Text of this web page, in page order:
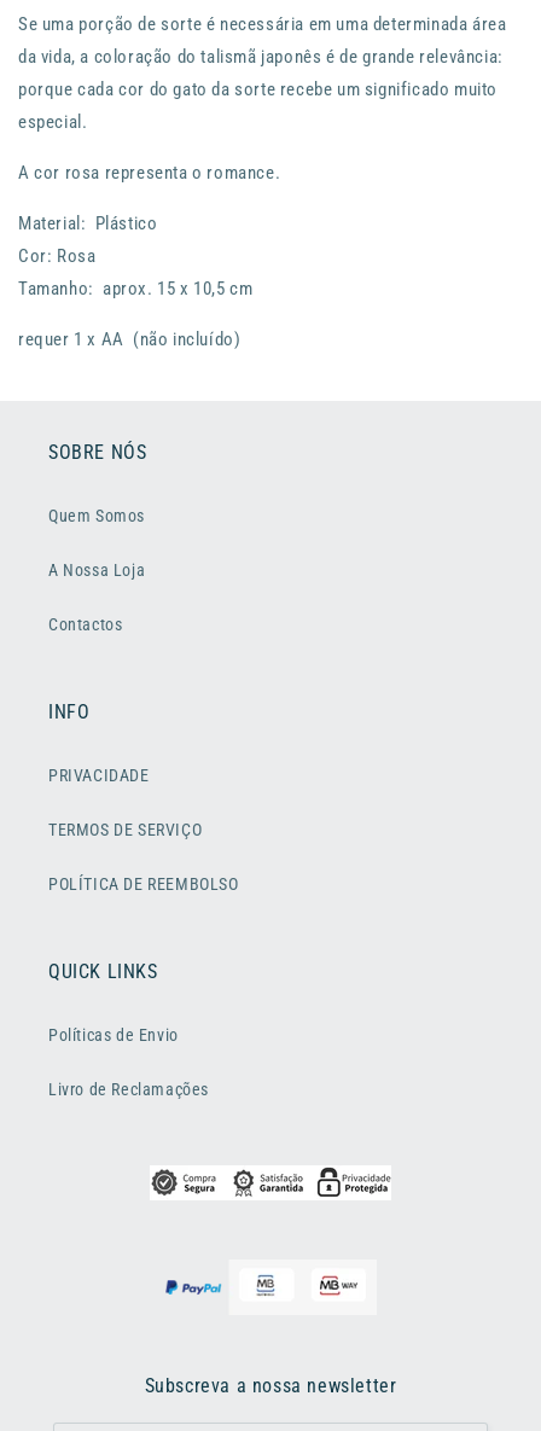
Se uma porção de sorte é necessária em uma determinada área
da vida, a coloração do talismã japonês é de grande relevância:
porque cada cor do gato da sorte recebe um significado muito
especial.
A cor rosa representa o romance.
Material: Plástico
Cor: Rosa
Tamanho: aprox. 15 x 10,5 cm
requer 1 x AA (não incluído)
SOBRE NÓS
Quem Somos
A Nossa Loja
Contactos
INFO
PRIVACIDADE
TERMOS DE SERVIÇO
POLÍTICA DE REEMBOLSO
QUICK LINKS
Políticas de Envio
Livro de Reclamações
Subscreva a nossa newsletter